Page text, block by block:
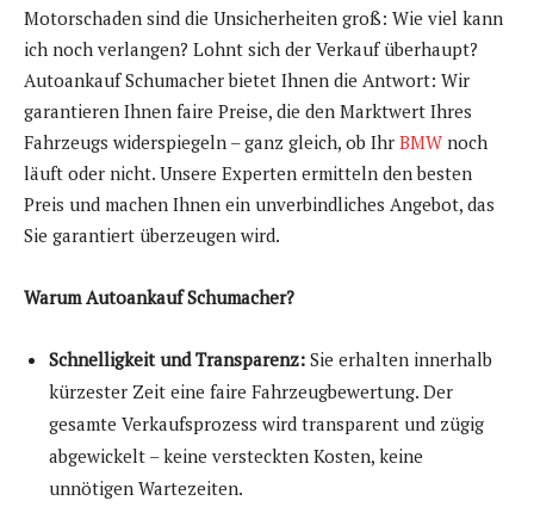
Motorschaden sind die Unsicherheiten groß: Wie viel kann
ich noch verlangen? Lohnt sich der Verkauf überhaupt?
Autoankauf Schumacher bietet Ihnen die Antwort: Wir
garantieren Ihnen faire Preise, die den Marktwert Ihres
Fahrzeugs widerspiegeln – ganz gleich, ob Ihr BMW noch
läuft oder nicht. Unsere Experten ermitteln den besten
Preis und machen Ihnen ein unverbindliches Angebot, das
Sie garantiert überzeugen wird.
Warum Autoankauf Schumacher?
Schnelligkeit und Transparenz: Sie erhalten innerhalb
kürzester Zeit eine faire Fahrzeugbewertung. Der
gesamte Verkaufsprozess wird transparent und zügig
abgewickelt – keine versteckten Kosten, keine
unnötigen Wartezeiten.